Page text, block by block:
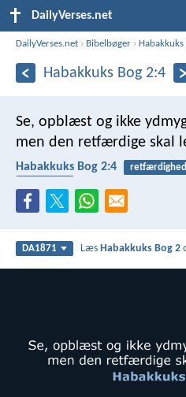
DailyVerses.net
DailyVerses.net › Bibelbøger › Habakkuks
Habakkuks Bog 2:4
Se, opblæst og ikke
men den retfærdige skal
Habakkuks Bog 2:4 retfærdighed
DA1871 LæsHabakkuks Bog 2